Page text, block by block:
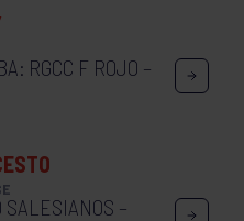
RGCC F ROJO –
SALESIANOS –